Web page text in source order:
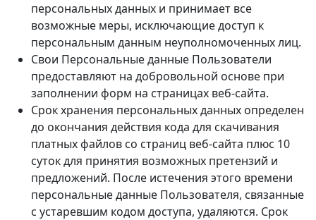
персональных данных и принимает все
возможные меры, исключающие доступ к
персональным данным неуполномоченных лиц.
Свои Персональные данные Пользователи
предоставляют на добровольной основе при
заполнении форм на страницах веб-сайта.
Срок хранения персональных данных определен
до окончания действия кода для скачивания
платных файлов со страниц веб-сайта плюс 10
суток для принятия возможных претензий и
предложений. После истечения этого времени
персональные данные Пользователя, связанные
с устаревшим кодом доступа, удаляются. Срок